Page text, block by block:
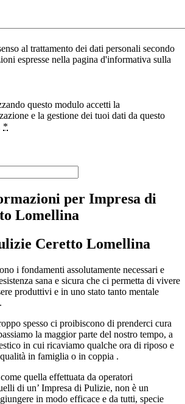
al trattamento dei dati personali secondo
espresse nella pagina d'informativa sulla
questo modulo accetti la
e la gestione dei tuoi dati da questo
*
per Impresa di
Lomellina
Ceretto Lomellina
i fondamenti assolutamente necessari e
sana e sicura che ci permetta di vivere
produttivi e in uno stato tanto mentale
spesso ci proibiscono di prenderci cura
la maggior parte del nostro tempo, a
in cui ricaviamo qualche ora di riposo e
in famiglia o in coppia .
quella effettuata da operatori
di un’ Impresa di Pulizie, non è un
in modo efficace e da tutti, specie